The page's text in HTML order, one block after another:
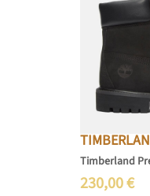
Timberland
230,00€